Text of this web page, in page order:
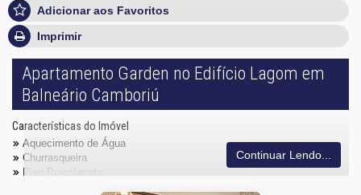
Adicionar aos Favoritos
Imprimir
Apartamento Garden no Edifício Lagom em
Balneário Camboriú
Características do Imóvel
Aquecimento de Água
Churrasqueira
Piso Porcelanato
Continuar Lendo...